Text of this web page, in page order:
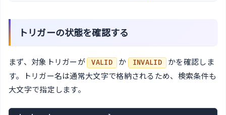
トリガーの状態を確認する
まず、対象トリガーが VALID か INVALID かを確認しま
す。トリガー名は通常大文字で格納されるため、検索条件も
大文字で指定します。